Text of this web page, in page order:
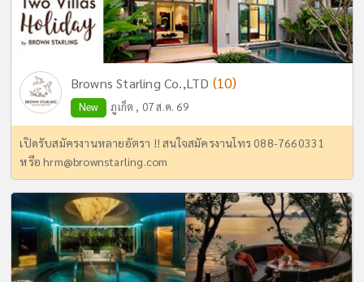
Browns Starling Co.,LTD (10)
New ภูเก็ต , 07 ส.ค. 69
เปิดรับสมัครงานหลายอัตรา !! สนใจสมัครงานโทร 088-7660331
หรือhrm@brownstarling.com